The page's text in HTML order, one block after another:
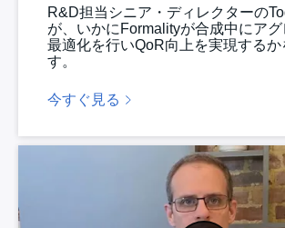
R&D担当シニア・ディレクターの
が、いかにFormalityが合成中にア
最適化を行いQoR向上を実現するか
す。
今すぐ見る